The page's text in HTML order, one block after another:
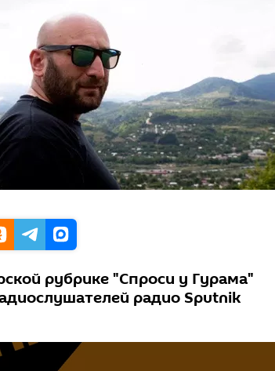
рубрике "Спроси у Гурама"
радио Sputnik